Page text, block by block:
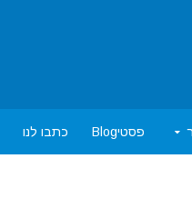
פסטיBlog כתבו לנו